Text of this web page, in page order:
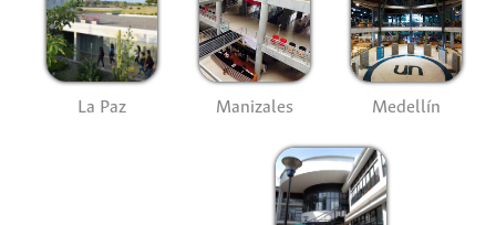
La Paz Manizales Medellín